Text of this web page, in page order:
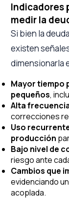
Indicadores
medir la
Si bien la
existen
dimensionarla
Mayor tiempo
pequeños,
Alta
correcciones
Uso
producción
Bajo nivel de
riesgo ante
Cambios que
evidenciando
acoplada.